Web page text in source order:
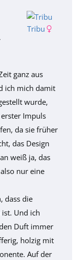
Tribu
ganz aus
ich mich damit
wurde,
Impuls
da sie früher
das Design
weiß ja, das
nur eine
dass die
Und ich
Duft immer
holzig mit
Auf der